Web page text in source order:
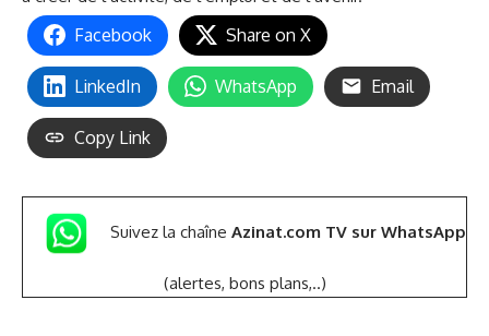
Facebook Share on X
LinkedIn WhatsApp Email
Copy Link
Suivez la chaîne Azinat.com TV sur WhatsApp
(alertes, bons plans,..)